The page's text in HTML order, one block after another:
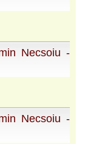
Necsoiu -
Necsoiu -